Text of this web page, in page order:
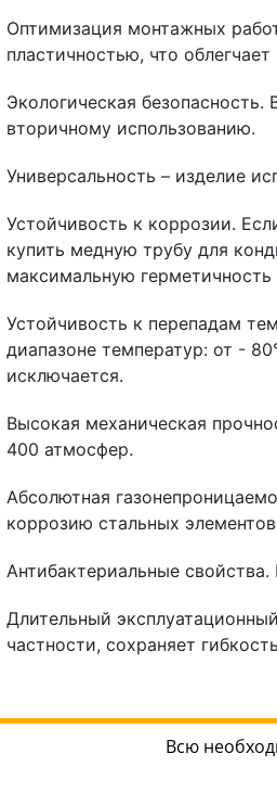
Оптимизация монтажных
пластичностью, что
Экологическая
вторичному использованию.
Универсальность – изделие
Устойчивость к коррозии.
купить медную трубу для
максимальную герметичность
Устойчивость к перепадам
диапазоне температур: от -
исключается.
Высокая механическая
400 атмосфер.
Абсолютная
коррозию стальных
Антибактериальные
Длительный
частности, сохраняет
Всю